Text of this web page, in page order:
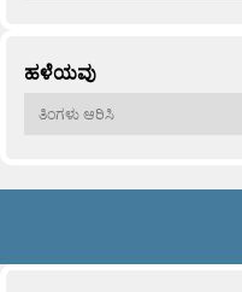
ಹಳೆಯವು
ಹಳೆಯವು